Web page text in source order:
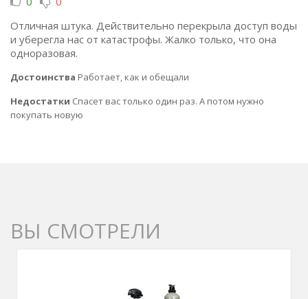
Отличная штука. Действительно перекрыла доступ воды
и уберегла нас от катастрофы. Жалко только, что она
одноразовая.
Достоинства Работает, как и обещали
Недостатки Спасет вас только один раз. А потом нужно
покупать новую
ВЫ СМОТРЕЛИ